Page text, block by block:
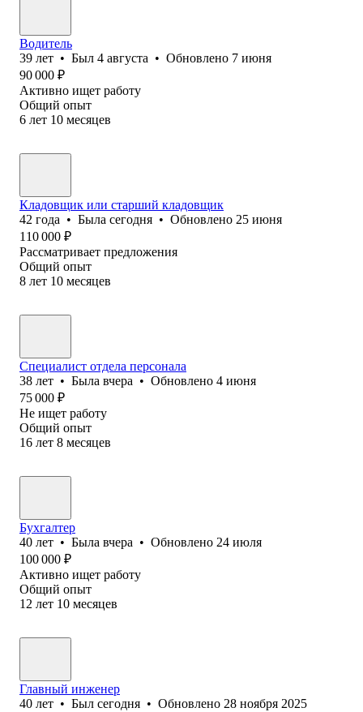
Водитель
39 лет • Был 4 августа • Обновлено 7 июня
90 000 ₽
Активно ищет работу
Общий опыт
6 лет 10 месяцев
Кладовщик или старший кладовщик
42 года • Была сегодня • Обновлено 25 июня
110 000 ₽
Рассматривает предложения
Общий опыт
8 лет 10 месяцев
Специалист отдела персонала
38 лет • Была вчера • Обновлено 4 июня
75 000 ₽
Не ищет работу
Общий опыт
16 лет 8 месяцев
Бухгалтер
40 лет • Была вчера • Обновлено 24 июля
100 000 ₽
Активно ищет работу
Общий опыт
12 лет 10 месяцев
Главный инженер
40 лет • Был сегодня • Обновлено 28 ноября 2025